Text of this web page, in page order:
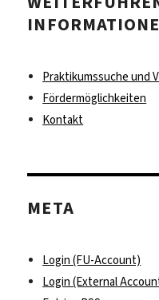
Praktikumssuche und
Fördermöglichkeiten
Kontakt
META
Login (FU-Account)
Login (External